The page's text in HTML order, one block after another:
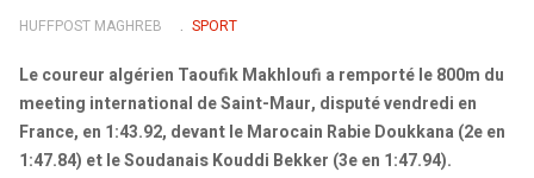
HUFFPOST MAGHREB SPORT
Le coureur algérien Taoufik Makhloufi a remporté le 800m du
meeting international de Saint-Maur, disputé vendredi en
France, en 1:43.92, devant le Marocain Rabie Doukkana (2e en
1:47.84) et le Soudanais Kouddi Bekker (3e en 1:47.94).